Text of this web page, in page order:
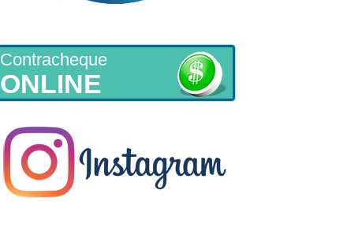
Contracheque
ONLINE